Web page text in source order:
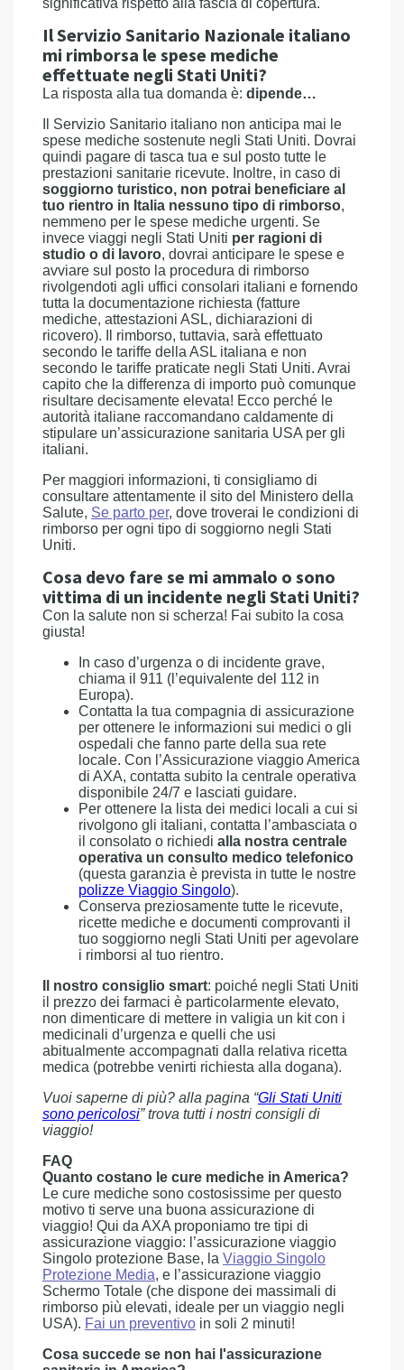
significativa rispetto alla fascia di copertura.
Il Servizio Sanitario Nazionale italiano
mi rimborsa le spese mediche
effettuate negli Stati Uniti?
La risposta alla tua domanda è: dipende…
Il Servizio Sanitario italiano non anticipa mai le
spese mediche sostenute negli Stati Uniti. Dovrai
quindi pagare di tasca tua e sul posto tutte le
prestazioni sanitarie ricevute. Inoltre, in caso di
soggiorno turistico, non potrai beneficiare al
tuo rientro in Italia nessuno tipo di rimborso,
nemmeno per le spese mediche urgenti. Se
invece viaggi negli Stati Uniti per ragioni di
studio o di lavoro, dovrai anticipare le spese e
avviare sul posto la procedura di rimborso
rivolgendoti agli uffici consolari italiani e fornendo
tutta la documentazione richiesta (fatture
mediche, attestazioni ASL, dichiarazioni di
ricovero). Il rimborso, tuttavia, sarà effettuato
secondo le tariffe della ASL italiana e non
secondo le tariffe praticate negli Stati Uniti. Avrai
capito che la differenza di importo può comunque
risultare decisamente elevata! Ecco perché le
autorità italiane raccomandano caldamente di
stipulare un’assicurazione sanitaria USA per gli
italiani.
Per maggiori informazioni, ti consigliamo di
consultare attentamente il sito del Ministero della
Salute, Se parto per, dove troverai le condizioni di
rimborso per ogni tipo di soggiorno negli Stati
Uniti.
Cosa devo fare se mi ammalo o sono
vittima di un incidente negli Stati Uniti?
Con la salute non si scherza! Fai subito la cosa
giusta!
In caso d’urgenza o di incidente grave,
chiama il 911 (l’equivalente del 112 in
Europa).
Contatta la tua compagnia di assicurazione
per ottenere le informazioni sui medici o gli
ospedali che fanno parte della sua rete
locale. Con l’Assicurazione viaggio America
di AXA, contatta subito la centrale operativa
disponibile 24/7 e lasciati guidare.
Per ottenere la lista dei medici locali a cui si
rivolgono gli italiani, contatta l’ambasciata o
il consolato o richiedi alla nostra centrale
operativa un consulto medico telefonico
(questa garanzia è prevista in tutte le nostre
polizze Viaggio Singolo).
Conserva preziosamente tutte le ricevute,
ricette mediche e documenti comprovanti il
tuo soggiorno negli Stati Uniti per agevolare
i rimborsi al tuo rientro.
Il nostro consiglio smart: poiché negli Stati Uniti
il prezzo dei farmaci è particolarmente elevato,
non dimenticare di mettere in valigia un kit con i
medicinali d’urgenza e quelli che usi
abitualmente accompagnati dalla relativa ricetta
medica (potrebbe venirti richiesta alla dogana).
Vuoi saperne di più? alla pagina “Gli Stati Uniti
sono pericolosi” trova tutti i nostri consigli di
viaggio!
FAQ
Quanto costano le cure mediche in America?
Le cure mediche sono costosissime per questo
motivo ti serve una buona assicurazione di
viaggio! Qui da AXA proponiamo tre tipi di
assicurazione viaggio: l’assicurazione viaggio
Singolo protezione Base, la Viaggio Singolo
Protezione Media, e l’assicurazione viaggio
Schermo Totale (che dispone dei massimali di
rimborso più elevati, ideale per un viaggio negli
USA). Fai un preventivo in soli 2 minuti!
Cosa succede se non hai l'assicurazione